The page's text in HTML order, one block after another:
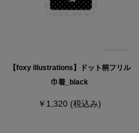
【foxy illustrations】ドット柄フリル
巾着_black
￥1,320 (税込み)